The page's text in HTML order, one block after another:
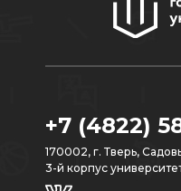
+7 (4822)
170002, г. Тверь,
3-й корпус